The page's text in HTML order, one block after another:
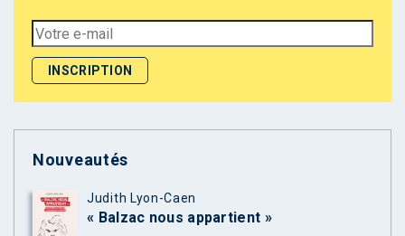
Nouveautés
Judith Lyon-Caen
« Balzac nous appartient »